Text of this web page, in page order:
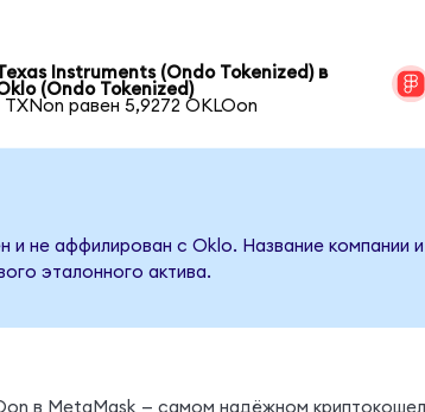
Instruments (Ondo Tokenized) в
(Ondo Tokenized)
TXNon равен 5,9272 OKLOon
не аффилирован с Oklo. Название компании
эталонного актива.
в MetaMask — самом надёжном